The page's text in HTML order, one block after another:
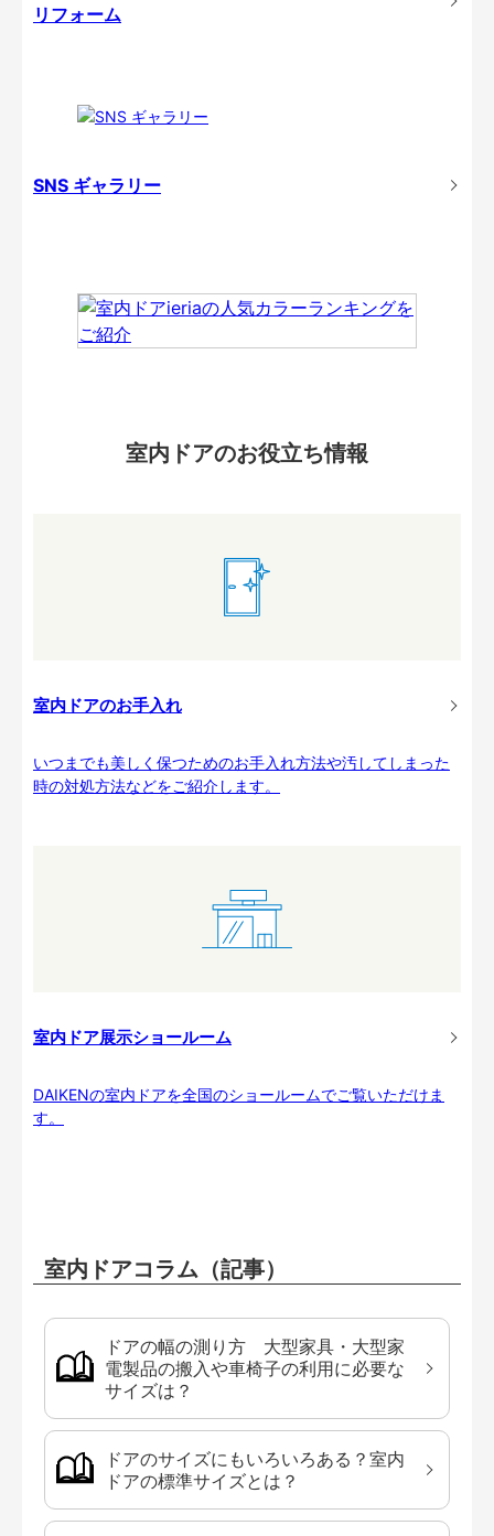
リフォーム
SNS ギャラリー
室内ドアのお役立ち情報
室内ドアのお手入れ
いつまでも美しく保つためのお手入れ方法や汚してしまった
時の対処方法などをご紹介します。
室内ドア展示ショールーム
DAIKENの室内ドアを全国のショールームでご覧いただけま
す。
室内ドアコラム（記事）
ドアの幅の測り方 大型家具・大型家
電製品の搬入や車椅子の利用に必要な
サイズは？
ドアのサイズにもいろいろある？室内
ドアの標準サイズとは？